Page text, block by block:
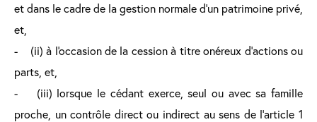
et dans le cadre de la gestion normale d'un patrimoine privé,
et,
- (ii) à l'occasion de la cession à titre onéreux d'actions ou
parts, et,
- (iii) lorsque le cédant exerce, seul ou avec sa famille
proche, un contrôle direct ou indirect au sens de l’article 1